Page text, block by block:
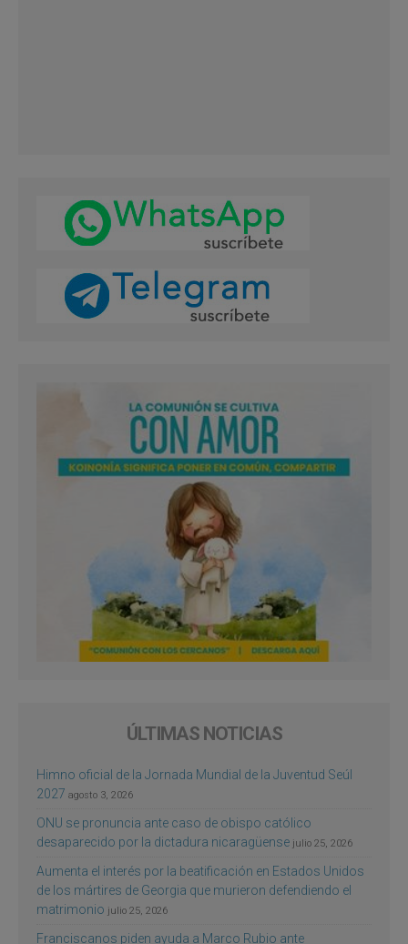
ÚLTIMAS NOTICIAS
Himno oficial de la Jornada Mundial de la Juventud Seúl
2027 agosto 3, 2026
ONU se pronuncia ante caso de obispo católico
desaparecido por la dictadura nicaragüense julio 25, 2026
Aumenta el interés por la beatificación en Estados Unidos
de los mártires de Georgia que murieron defendiendo el
matrimonio julio 25, 2026
Franciscanos piden ayuda a Marco Rubio ante